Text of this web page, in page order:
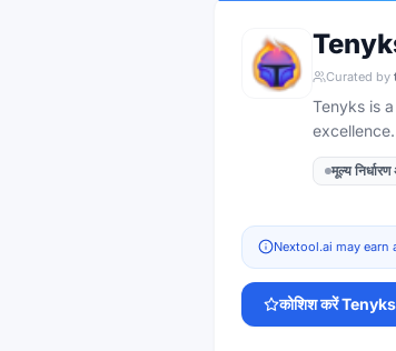
Curated by
Tenyks is
मूल्य निर्धारण
Nextool.ai may
कोशिश करेंTenyks